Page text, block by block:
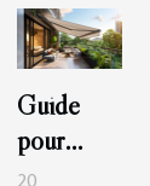
Guide
pour
choisir le